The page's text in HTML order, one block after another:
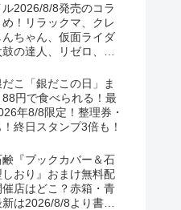
ル2026/8/8発売のコラ
め！リラックマ、クレ
んちゃん、仮面ライダ
の達人、リゼロ、テ
入荷数、行列、売り
整理券は？
こ「銀だこの日」ま
88円で食べられる！最
年8/8限定！整理券・
終日スタンプ3倍も！
鹸『ブックカバー＆石
しおり』おまけ無料配
催店はどこ？赤箱・青
は2026/8/8より書店